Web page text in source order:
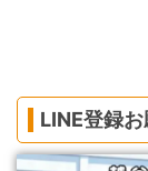
LINE登録お